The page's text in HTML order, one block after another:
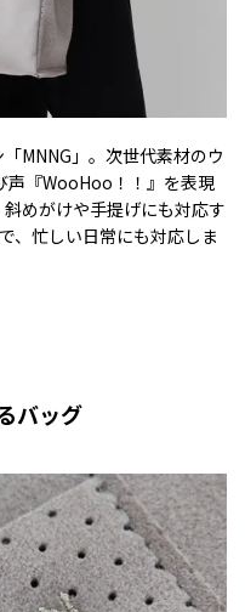
MNNG」。次世代素材のウ
声『WooHoo！！』を表現
めがけや手提げにも対応す
、忙しい日常にも対応しま
バッグ